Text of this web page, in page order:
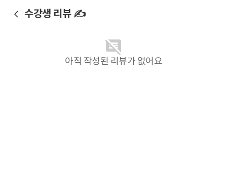
수강생 리뷰 ✍️
아직 작성된 리뷰가 없어요